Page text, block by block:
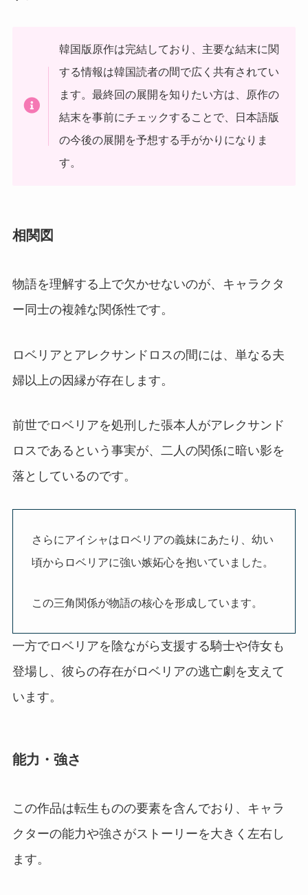
韓国版原作は完結しており、主要な結末に関
する情報は韓国読者の間で広く共有されてい
ます。最終回の展開を知りたい方は、原作の
結末を事前にチェックすることで、日本語版
の今後の展開を予想する手がかりになりま
す。
相関図
物語を理解する上で欠かせないのが、キャラクタ
ー同士の複雑な関係性です。
ロベリアとアレクサンドロスの間には、単なる夫
婦以上の因縁が存在します。
前世でロベリアを処刑した張本人がアレクサンド
ロスであるという事実が、二人の関係に暗い影を
落としているのです。
さらにアイシャはロベリアの義妹にあたり、幼い
頃からロベリアに強い嫉妬心を抱いていました。
この三角関係が物語の核心を形成しています。
一方でロベリアを陰ながら支援する騎士や侍女も
登場し、彼らの存在がロベリアの逃亡劇を支えて
います。
能力・強さ
この作品は転生ものの要素を含んでおり、キャラ
クターの能力や強さがストーリーを大きく左右し
ます。